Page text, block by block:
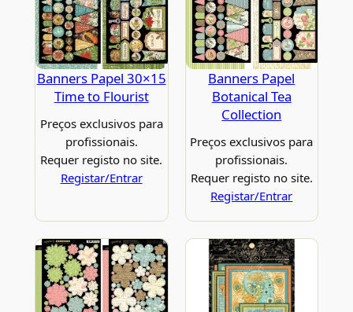
Banners Papel 30×15
Time to Flourist
Preços exclusivos para
profissionais.
Requer registo no site.
Registar/Entrar
Banners Papel
Botanical Tea
Collection
Preços exclusivos para
profissionais.
Requer registo no site.
Registar/Entrar